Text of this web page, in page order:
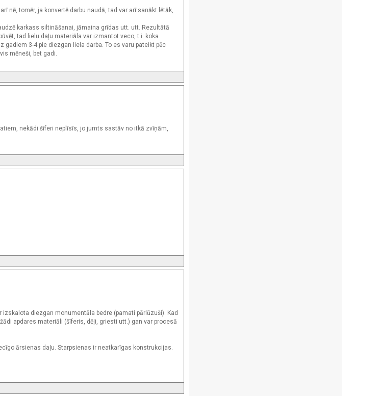
nē, tomēr, ja konvertē darbu naudā, tad var arī sanākt lētāk,
karkass siltināšanai, jāmaina grīdas utt. utt. Rezultātā
tad lielu daļu materiāla var izmantot veco, t.i. koka
3-4 pie diezgan liela darba. To es varu pateikt pēc
mēneši, bet gadi.
nekādi šīferi neplīsīs, jo jumts sastāv no itkā zvīņām,
diezgan monumentāla bedre (pamati pārlūzuši). Kad
apdares materiāli (šīferis, dēļi, griesti utt.) gan var procesā
ārsienas daļu. Starpsienas ir neatkarīgas konstrukcijas.